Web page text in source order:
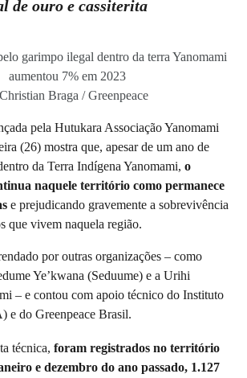
de ouro e cassiterita
garimpo ilegal dentro da terra Yanomami
aumentou 7% em 2023
Braga / Greenpeace
pela Hutukara Associação Yanomami
(26) mostra que, apesar de um ano de
da Terra Indígena Yanomami, o
naquele território como permanece
e prejudicando gravemente a sobrevivência
que vivem naquela região.
por outras organizações – como
Ye’kwana (Seduume) e a Urihi
– e contou com apoio técnico do Instituto
e do Greenpeace Brasil.
técnica, foram registrados no território
e dezembro do ano passado, 1.127